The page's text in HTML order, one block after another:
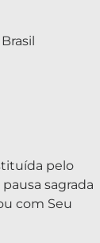
pelo
sagrada
com Seu